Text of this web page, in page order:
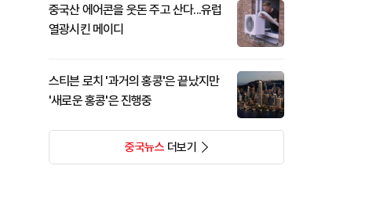
중국산 에어콘을 웃돈 주고 산다...유럽
열광시킨 메이디
스티븐 로치 '과거의 홍콩'은 끝났지만
'새로운 홍콩'은 진행중
중국뉴스더보기